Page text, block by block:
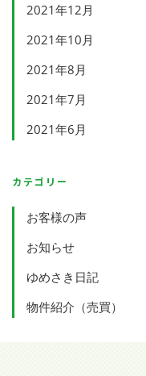
2021年12月
2021年10月
2021年8月
2021年7月
2021年6月
カテゴリー
お客様の声
お知らせ
ゆめさき日記
物件紹介（売買）